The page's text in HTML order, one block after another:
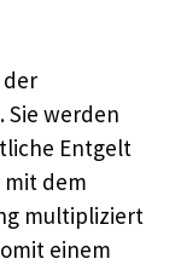
Sie werden
Entgelt
mit dem
multipliziert
einem